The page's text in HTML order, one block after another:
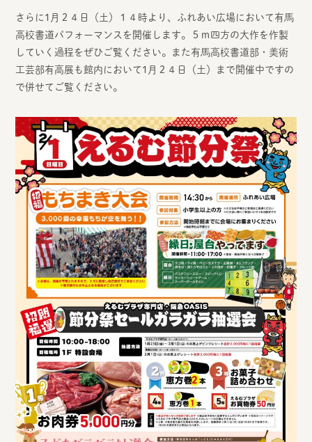
さらに1月２４日（土）１４時より、ふれあい広場において有馬
高校書道パフォーマンスを開催します。５ｍ四方の大作を作製
していく過程をぜひご覧ください。また有馬高校書道部・美術
工芸部有高展も館内において1月２４日（土）まで開催中ですの
で併せてご覧ください。